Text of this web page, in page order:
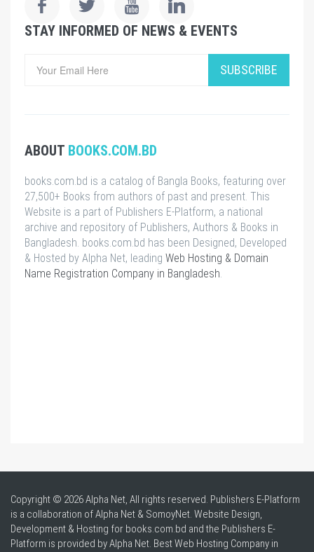
STAY INFORMED OF NEWS & EVENTS
SUBSCRIBE
ABOUT BOOKS.COM.BD
books.com.bd is a catalog of Bangla Books, featuring over
27,500+ Books from authors of past and present. This
Website is a part of Publishers E-Platform, a national
archive and repository of Publishers, Authors & Books in
Bangladesh. books.com.bd has been Designed, Developed
& Hosted by Alpha Net, leading Web Hosting & Domain
Name Registration Company in Bangladesh
Copyright © 2026 Alpha Net, All rights reserved. Publishers E-Platform
is a collaboration of Alpha Net & SomoyNet. Website Design,
Development & Hosting for books.com.bd and the Publishers E-
Platform is provided by Alpha Net. BestWeb Hosting Company in